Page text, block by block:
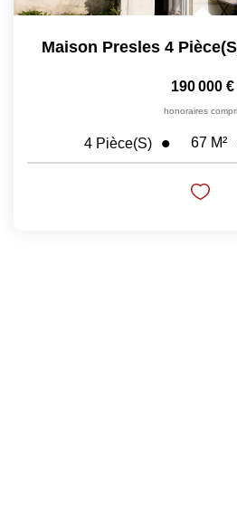
NOS
Avis
Maison Presles 4
190 000 €
honoraires
4 Pièce(s) 67 M²